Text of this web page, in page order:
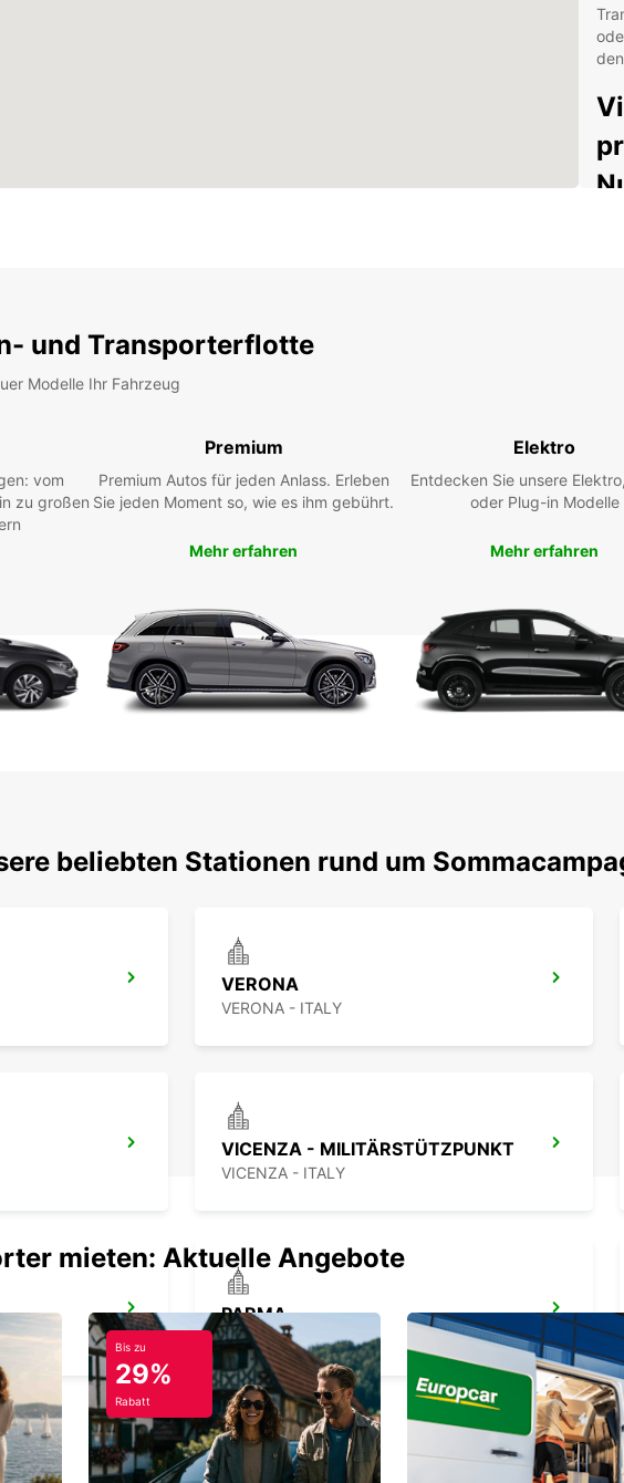
und Transporterflotte
Modelle Ihr Fahrzeug
vom
zu großen
Premium
Premium Autos für jeden Anlass. Erleben
Sie jeden Moment so, wie es ihm gebührt.
Mehr erfahren
Elektro
Entdecken Sie unsere
oder Plug-in Modelle
Mehr erfahren
beliebten Stationen rund um
VERONA
VERONA - ITALY
VICENZA - MILITÄRSTÜTZPUNKT
VICENZA - ITALY
PARMA
PARMA - ITALY
mieten: Aktuelle Angebote
Bis zu
29%
Rabatt